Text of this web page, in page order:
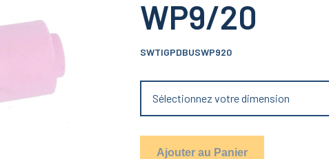
WP9/20
SWTIGPDBUSWP920
Sélectionnez votre dimension
Ajouter au Panier